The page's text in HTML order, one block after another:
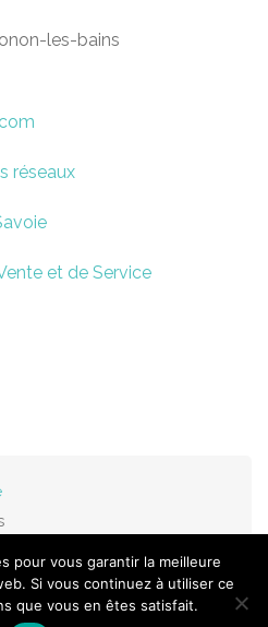
les-bains
réseaux
et de Service
pour vous garantir la meilleure
Si vous continuez à utiliser ce
que vous en êtes satisfait.